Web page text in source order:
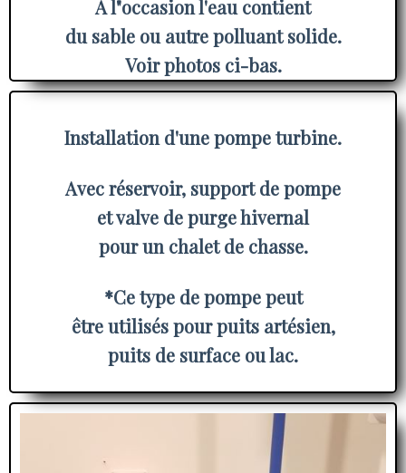
À l"occasion l'eau contient
du sable ou autre polluant solide.
Voir photos ci-bas.
Installation d'une pompe turbine.
Avec réservoir, support de pompe
et valve de purge hivernal
pour un chalet de chasse.
*Ce type de pompe peut
être utilisés pour puits artésien,
puits de surface ou lac.